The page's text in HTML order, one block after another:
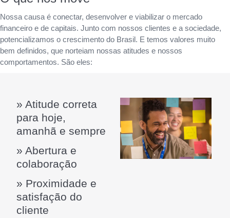
Nossa causa é conectar, desenvolver e viabilizar o mercado
financeiro e de capitais. Junto com nossos clientes e a sociedade,
potencializamos o crescimento do Brasil. E temos valores muito
bem definidos, que norteiam nossas atitudes e nossos
comportamentos. São eles:
» Atitude correta
para hoje,
amanhã e sempre
» Abertura e
colaboração
» Proximidade e
satisfação do
cliente